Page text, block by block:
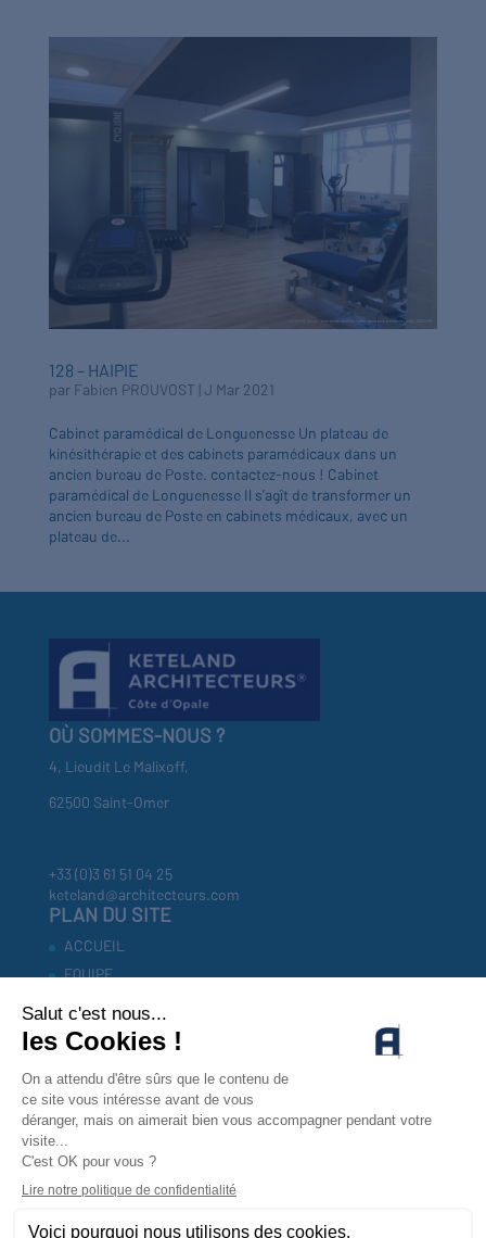
128 – HAIPIE
par Fabien PROUVOST |J Mar 2021
Cabinet paramédical de Longuenesse Un plateau de
kinésithérapie et des cabinets paramédicaux dans un
ancien bureau de Poste. contactez-nous ! Cabinet
paramédical de Longuenesse Il s’agît de transformer un
ancien bureau de Poste en cabinets médicaux, avec un
plateau de...
OÙ SOMMES-NOUS ?
4, Lieudit Le Malixoff,
62500 Saint-Omer
+33 (0)3 61 51 04 25
keteland@architecteurs.com
PLAN DU SITE
ACCUEIL
EQUIPE
INVESTISSEURS
CONTACT
MENTIONS LEGALES
POLITIQUE DE CONFIDENTIALITÉ
CONTACTEZ-NOUS !
CONTACT